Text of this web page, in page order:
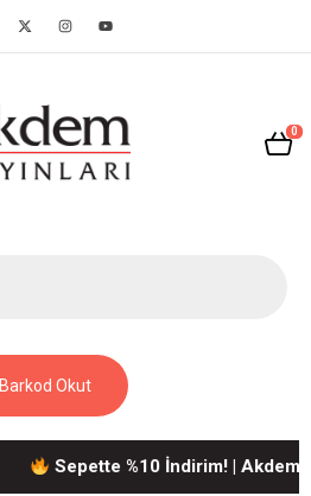
0
Barkod Okut
Sepette %10 İndirim! | Akdem